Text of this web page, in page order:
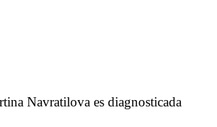
Navratilova es diagnosticada